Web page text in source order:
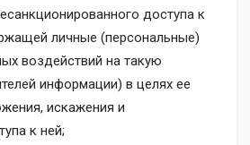
доступа к
личные (персональные)
воздействий на такую
информации) в целях ее
искажения и
к ней;